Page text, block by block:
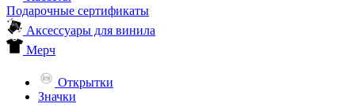
Подарочные сертификаты
Аксессуары для винила
Мерч
Открытки
Значки